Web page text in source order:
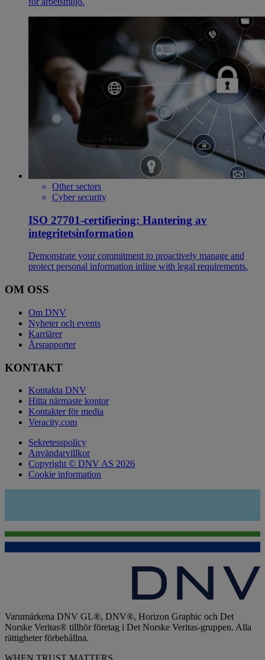
Other sectors
Cyber security
ISO 27701-certifiering: Hantering av
integritetsinformation
Demonstrate your commitment to proactively manage and
protect personal information inline with legal requirements.
OM OSS
Om DNV
Nyheter och events
Karriärer
Årsrapporter
KONTAKT
Kontakta DNV
Hitta närmaste kontor
Kontakter för media
Veracity.com
Sekretesspolicy
Användarvillkor
Copyright © DNV AS 2026
Cookie information
Varumärkena DNV GL®, DNV®, Horizon Graphic och Det
Norske Veritas® tillhör företag i Det Norske Veritas-gruppen. Alla
rättigheter förbehållna.
WHEN TRUST MATTERS